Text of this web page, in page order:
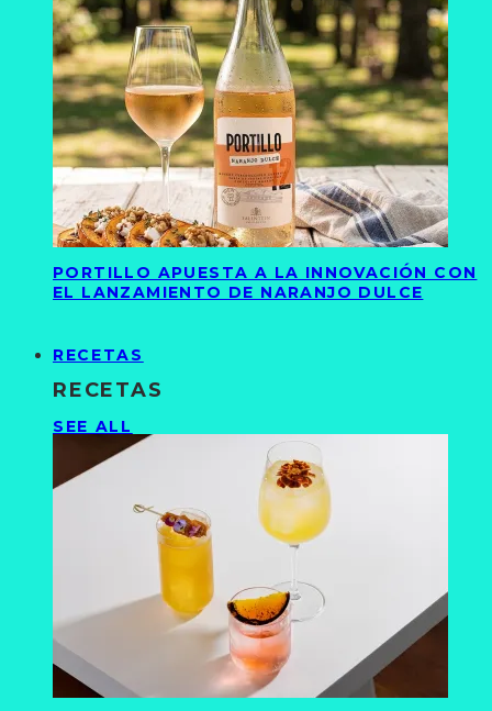
PORTILLO APUESTA A LA INNOVACIÓN CON
EL LANZAMIENTO DE NARANJO DULCE
RECETAS
RECETAS
SEE ALL